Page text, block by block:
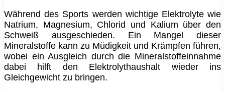
Während des Sports werden wichtige Elektrolyte wie
Natrium, Magnesium, Chlorid und Kalium über den
Schweiß ausgeschieden. Ein Mangel dieser
Mineralstoffe kann zu Müdigkeit und Krämpfen führen,
wobei ein Ausgleich durch die Mineralstoffeinnahme
dabei hilft den Elektrolythaushalt wieder ins
Gleichgewicht zu bringen.